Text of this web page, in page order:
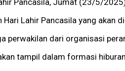
Pancasila, Jumat (23/5/
Lahir Pancasila yang akan
perwakilan dari organisasi
tampil dalam formasi